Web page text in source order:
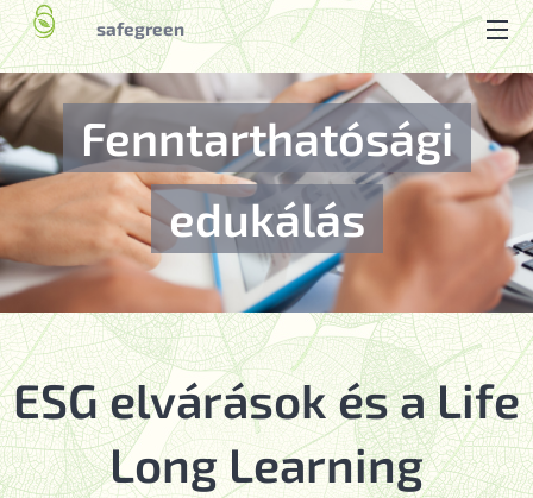
safegreen
Fenntarthatósági
edukálás
ESG elvárások és a Life
Long Learning